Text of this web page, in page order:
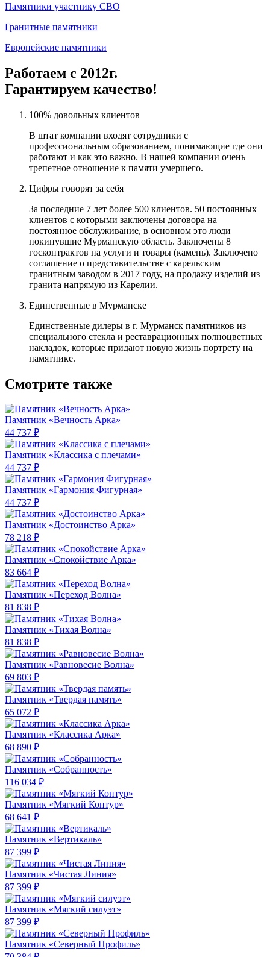
Памятники участнику СВО
Гранитные памятники
Европейские памятники
Работаем с 2012г.
Гарантируем качество!
100% довольных клиентов
В штат компании входят сотрудники с
профессиональным образованием, понимающие где они
работают и как это важно. В нашей компании очень
трепетное отношение к памяти умершего.
Цифры говорят за себя
За последние 7 лет более 500 клиентов. 50 постоянных
клиентов с которыми заключены договора на
постоянное обслуживание, в основном это люди
покинувшие Мурманскую область. Заключены 8
госконтрактов на услуги и товары (камень). Заключено
соглашение о представительстве с карельским
гранитным заводом в 2017 году, на продажу изделий из
гранита напрямую из Карелии.
Единственные в Мурманске
Единственные дилеры в г. Мурманск памятников из
специального стекла и реставрационных полноцветных
накладок, которые придают новую жизнь портрету на
памятнике.
Смотрите также
Памятник «Вечность Арка»
44 737 ₽
Памятник «Классика c плечами»
44 737 ₽
Памятник «Гармония Фигурная»
44 737 ₽
Памятник «Достоинство Арка»
78 218 ₽
Памятник «Спокойствие Арка»
83 664 ₽
Памятник «Переход Волна»
81 838 ₽
Памятник «Тихая Волна»
81 838 ₽
Памятник «Равновесие Волна»
69 803 ₽
Памятник «Твердая память»
65 072 ₽
Памятник «Классика Арка»
68 890 ₽
Памятник «Собранность»
116 034 ₽
Памятник «Мягкий Контур»
68 641 ₽
Памятник «Вертикаль»
87 399 ₽
Памятник «Чистая Линия»
87 399 ₽
Памятник «Мягкий силуэт»
87 399 ₽
Памятник «Северный Профиль»